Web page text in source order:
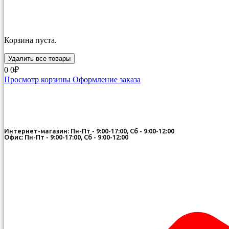
Корзина пуста.
Удалить все товары
0 0₽
Просмотр корзины Оформление заказа
Интернет-магазин: Пн-Пт - 9:00-17:00, Сб - 9:00-12:00
Офис: Пн-Пт - 9:00-17:00, Сб - 9:00-12:00